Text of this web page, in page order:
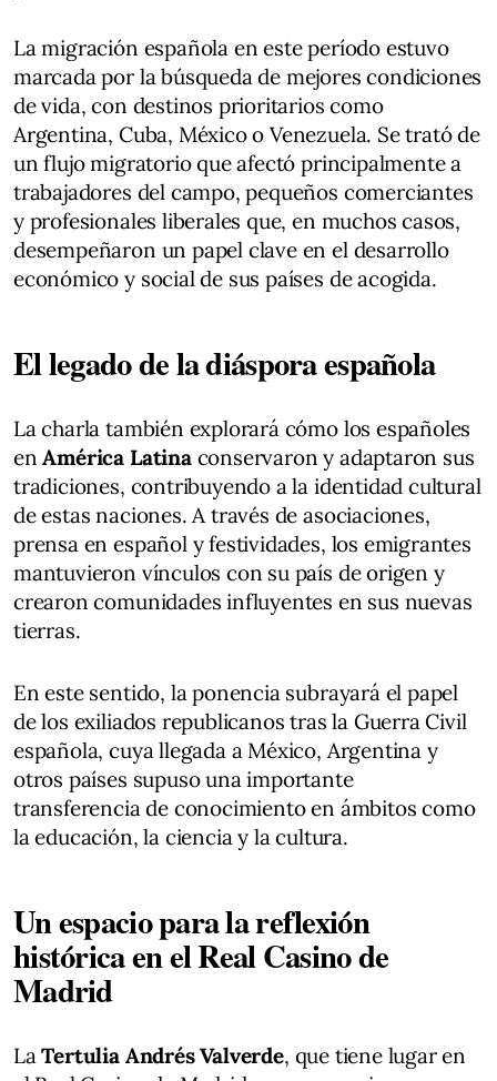
La migración española en este período estuvo
marcada por la búsqueda de mejores condiciones
de vida, con destinos prioritarios como
Argentina, Cuba, México o Venezuela. Se trató de
un flujo migratorio que afectó principalmente a
trabajadores del campo, pequeños comerciantes
y profesionales liberales que, en muchos casos,
desempeñaron un papel clave en el desarrollo
económico y social de sus países de acogida.
El legado de la diáspora española
La charla también explorará cómo los españoles
enAmérica Latinaconservaron y adaptaron sus
tradiciones, contribuyendo a la identidad cultural
de estas naciones. A través de asociaciones,
prensa en español y festividades, los emigrantes
mantuvieron vínculos con su país de origen y
crearon comunidades influyentes en sus nuevas
tierras.
En este sentido, la ponencia subrayará el papel
de los exiliados republicanos tras la Guerra Civil
española, cuya llegada a México, Argentina y
otros países supuso una importante
transferencia de conocimiento en ámbitos como
la educación, la ciencia y la cultura.
Un espacio para la reflexión
histórica en el Real Casino de
Madrid
LaTertulia Andrés Valverde, que tiene lugar en